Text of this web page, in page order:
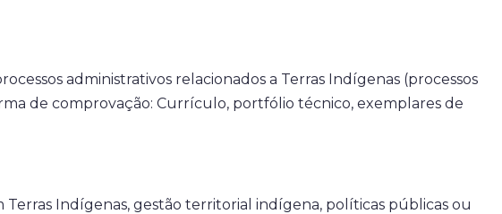
administrativos relacionados a Terras Indígenas (processos
de comprovação: Currículo, portfólio técnico, exemplares de
Indígenas, gestão territorial indígena, políticas públicas ou